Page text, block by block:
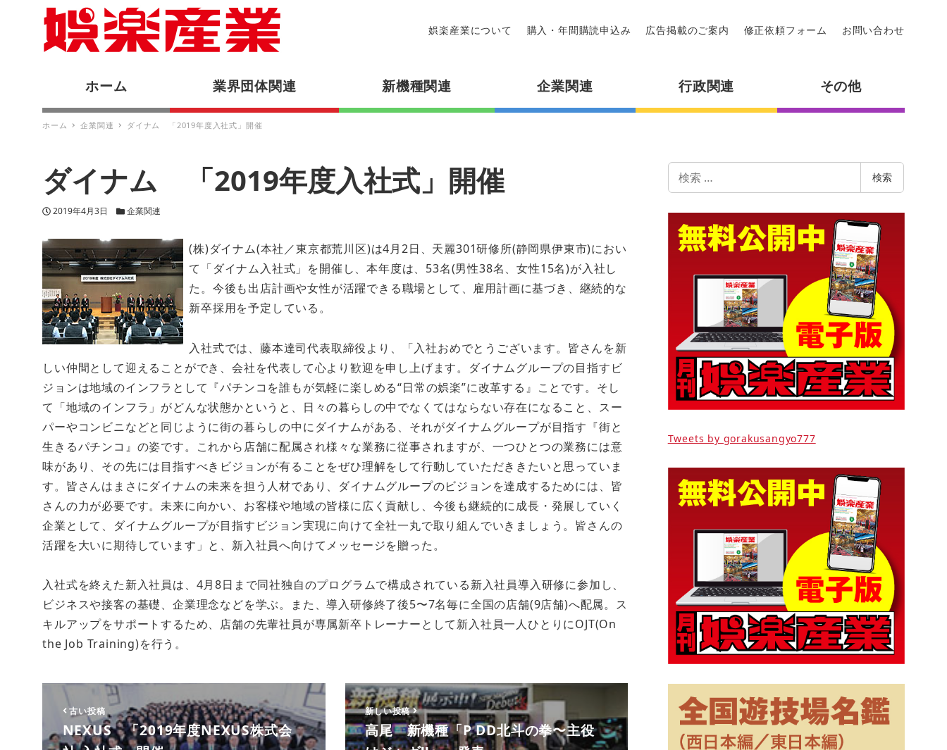
娯楽産業について 購入・年間購読申込み 広告掲載のご案内 修正依頼フォーム お問い合わせ
ホーム 業界団体関連 新機種関連 企業関連 行政関連 その他
ホーム 企業関連 ダイナム 「2019年度入社式」開催
ダイナム 「2019年度入社式」開催
投稿日
2019年4月3日 カテゴリー
企業関連
(株)ダイナム(本社／東京都荒川区)は4月2日、天麗301研修所(静岡県伊東市)におい
て「ダイナム入社式」を開催し、本年度は、53名(男性38名、女性15名)が入社し
た。今後も出店計画や女性が活躍できる職場として、雇用計画に基づき、継続的な
新卒採用を予定している。
入社式では、藤本達司代表取締役より、「入社おめでとうございます。皆さんを新
しい仲間として迎えることができ、会社を代表して心より歓迎を申し上げます。ダイナムグループの目指すビ
ジョンは地域のインフラとして『パチンコを誰もが気軽に楽しめる“日常の娯楽”に改革する』ことです。そし
て「地域のインフラ」がどんな状態かというと、日々の暮らしの中でなくてはならない存在になること、スー
パーやコンビニなどと同じように街の暮らしの中にダイナムがある、それがダイナムグループが目指す『街と
生きるパチンコ』の姿です。これから店舗に配属され様々な業務に従事されますが、一つひとつの業務には意
味があり、その先には目指すべきビジョンが有ることをぜひ理解をして行動していただききたいと思っていま
す。皆さんはまさにダイナムの未来を担う人材であり、ダイナムグループのビジョンを達成するためには、皆
さんの力が必要です。未来に向かい、お客様や地域の皆様に広く貢献し、今後も継続的に成長・発展していく
企業として、ダイナムグループが目指すビジョン実現に向けて全社一丸で取り組んでいきましょう。皆さんの
活躍を大いに期待しています」と、新入社員へ向けてメッセージを贈った。
入社式を終えた新入社員は、4月8日まで同社独自のプログラムで構成されている新入社員導入研修に参加し、
ビジネスや接客の基礎、企業理念などを学ぶ。また、導入研修終了後5〜7名毎に全国の店舗(9店舗)へ配属。ス
キルアップをサポートするため、店舗の先輩社員が専属新卒トレーナーとして新入社員一人ひとりにOJT(On
the Job Training)を行う。
古い投稿
NEXUS 「2019年度NEXUS株式会
新しい投稿
高尾 新機種「P DD北斗の拳〜主役
索
検索
Tweets by gorakusangyo777